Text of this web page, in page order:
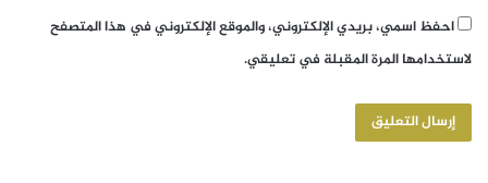
احفظ اسمي، بريدي الإلكتروني، والموقع الإلكتروني في هذا المتصفح
لاستخدامها المرة المقبلة في تعليقي.